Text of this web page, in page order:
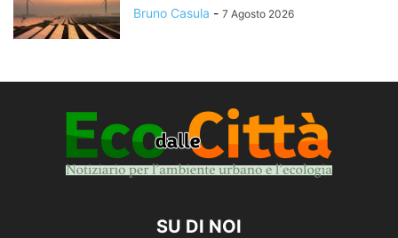
Bruno Casula - 7 Agosto 2026
SU DI NOI